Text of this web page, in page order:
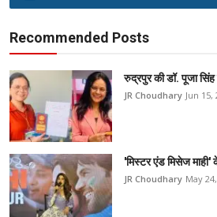
Recommended Posts
रुद्रपुर की डॉ. पूजा
JR Choudhary Jun 15,
'मिस्टर एंड मिसेज
JR Choudhary May